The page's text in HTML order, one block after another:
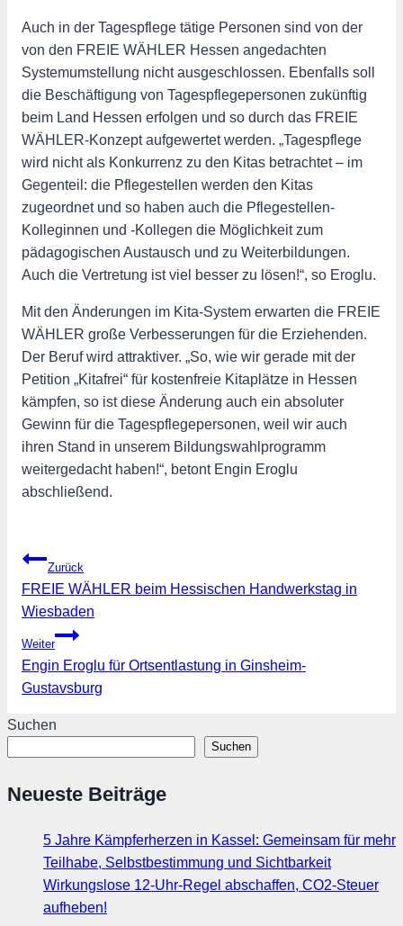
Auch in der Tagespflege tätige Personen sind von der
von den FREIE WÄHLER Hessen angedachten
Systemumstellung nicht ausgeschlossen. Ebenfalls soll
die Beschäftigung von Tagespflegepersonen zukünftig
beim Land Hessen erfolgen und so durch das FREIE
WÄHLER-Konzept aufgewertet werden. „Tagespflege
wird nicht als Konkurrenz zu den Kitas betrachtet – im
Gegenteil: die Pflegestellen werden den Kitas
zugeordnet und so haben auch die Pflegestellen-
Kolleginnen und -Kollegen die Möglichkeit zum
pädagogischen Austausch und zu Weiterbildungen.
Auch die Vertretung ist viel besser zu lösen!“, so Eroglu.
Mit den Änderungen im Kita-System erwarten die FREIE
WÄHLER große Verbesserungen für die Erziehenden.
Der Beruf wird attraktiver. „So, wie wir gerade mit der
Petition „Kitafrei“ für kostenfreie Kitaplätze in Hessen
kämpfen, so ist diese Änderung auch ein absoluter
Gewinn für die Tagespflegepersonen, weil wir auch
ihren Stand in unserem Bildungswahlprogramm
weitergedacht haben!“, betont Engin Eroglu
abschließend.
Beitragsnavigation
Zurück
FREIE WÄHLER beim Hessischen Handwerkstag in
Wiesbaden
Weiter
Engin Eroglu für Ortsentlastung in Ginsheim-
Gustavsburg
Suchen
Suchen
Neueste Beiträge
5 Jahre Kämpferherzen in Kassel: Gemeinsam für mehr
Teilhabe, Selbstbestimmung und Sichtbarkeit
Wirkungslose 12-Uhr-Regel abschaffen, CO2-Steuer
aufheben!